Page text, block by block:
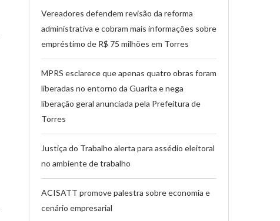
Vereadores defendem revisão da reforma
administrativa e cobram mais informações sobre
empréstimo de R$ 75 milhões em Torres
MPRS esclarece que apenas quatro obras foram
liberadas no entorno da Guarita e nega
liberação geral anunciada pela Prefeitura de
Torres
Justiça do Trabalho alerta para assédio eleitoral
no ambiente de trabalho
ACISATT promove palestra sobre economia e
cenário empresarial